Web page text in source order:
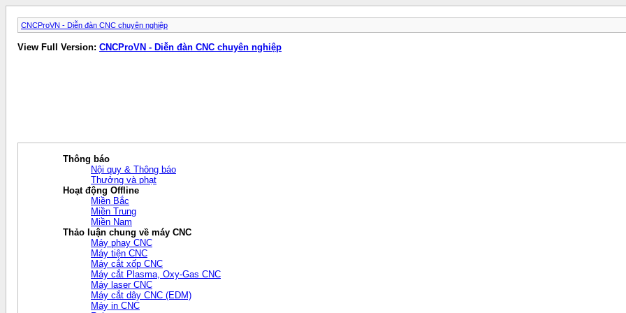
CNCProVN - Diễn đàn CNC chuyên nghiệp
View Full Version: CNCProVN - Diễn đàn CNC chuyên nghiệp
Thông báo
Nội quy & Thông báo
Thưởng và phạt
Hoạt động Offline
Miền Bắc
Miền Trung
Miền Nam
Thảo luận chung về máy CNC
Máy phay CNC
Máy tiện CNC
Máy cắt xốp CNC
Máy cắt Plasma, Oxy-Gas CNC
Máy laser CNC
Máy cắt dây CNC (EDM)
Máy in CNC